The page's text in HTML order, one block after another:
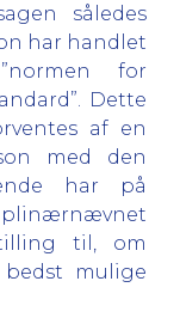
således
har handlet
for
Dette
af en
med den
har på
til, om
mulige